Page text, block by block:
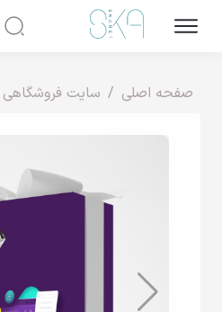
صفحه اصلی سایت فروشگاهی